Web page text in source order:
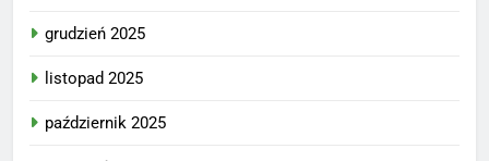
grudzień 2025
listopad 2025
październik 2025